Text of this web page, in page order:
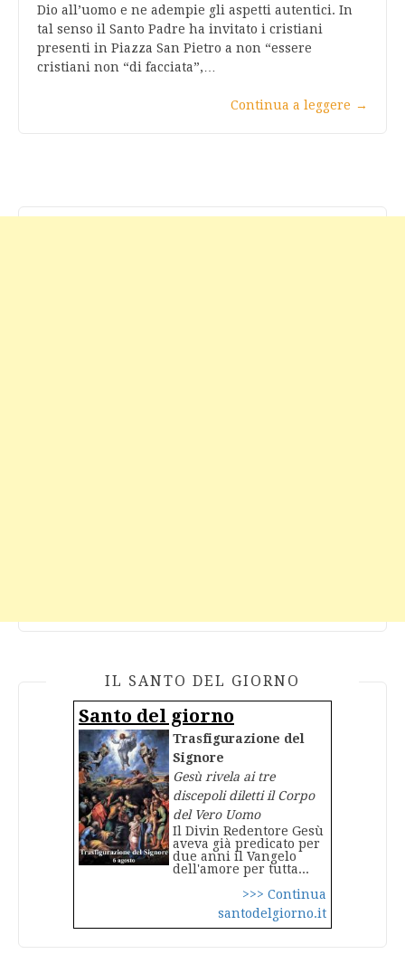
Dio all’uomo e ne adempie gli aspetti autentici. In
tal senso il Santo Padre ha invitato i cristiani
presenti in Piazza San Pietro a non “essere
cristiani non “di facciata”,…
Continua a leggere →
IL SANTO DEL GIORNO
Santo del giorno
Trasfigurazione del
Signore
Gesù rivela ai tre
discepoli diletti il Corpo
del Vero Uomo
Il Divin Redentore Gesù
aveva già predicato per
due anni il Vangelo
dell'amore per tutta...
>>> Continua
santodelgiorno.it